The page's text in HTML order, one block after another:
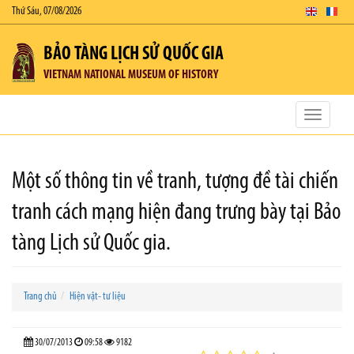
Thứ Sáu, 07/08/2026
BẢO TÀNG LỊCH SỬ QUỐC GIA
VIETNAM NATIONAL MUSEUM OF HISTORY
Toggle
Một số thông tin về tranh, tượng đề tài chiến
tranh cách mạng hiện đang trưng bày tại Bảo
tàng Lịch sử Quốc gia.
Trang chủ Hiện vật- tư liệu
30/07/2013 09:58 9182